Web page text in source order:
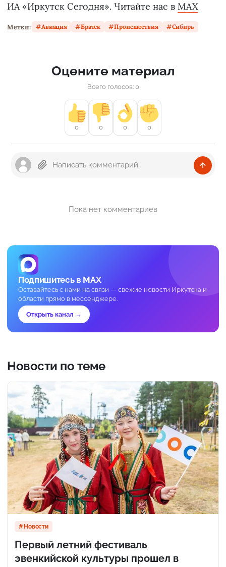
ИА «Иркутск Сегодня». Читайте нас в MAX
Метки: Авиация Братск Происшествия Сибирь
Оцените материал
Всего голосов: 0
0 0 0 0
Пока нет комментариев
Подпишитесь в MAX
Оставайтесь с нами на связи — свежие новости Иркутска и
области прямо в мессенджере.
Открыть канал →
Новости по теме
Новости
Первый летний фестиваль
эвенкийской культуры прошел в